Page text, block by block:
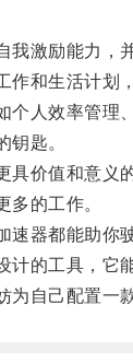
激励能力，并
生活计划
效率管理
匙。
价值和意义的
的工作。
器都能助你驶
工具，它
己配置一